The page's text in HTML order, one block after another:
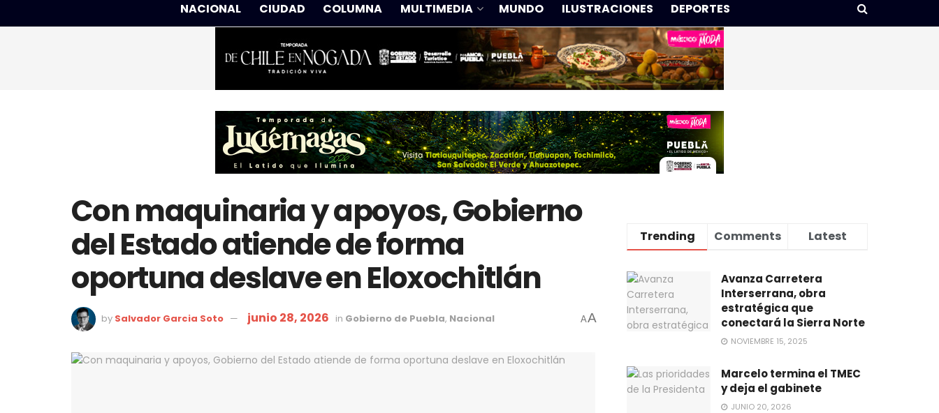
NACIONAL CIUDAD COLUMNA MULTIMEDIA MUNDO ILUSTRACIONES DEPORTES
Con maquinaria y apoyos, Gobierno
del Estado atiende de forma
oportuna deslave en Eloxochitlán
by Salvador Garcia Soto junio 28, 2026 in Gobierno de Puebla, Nacional AA
Trending Comments Latest
Avanza Carretera
Interserrana, obra
estratégica que
conectará la Sierra Norte
NOVIEMBRE 15, 2025
Marcelo termina el TMEC
y deja el gabinete
JUNIO 20, 2026